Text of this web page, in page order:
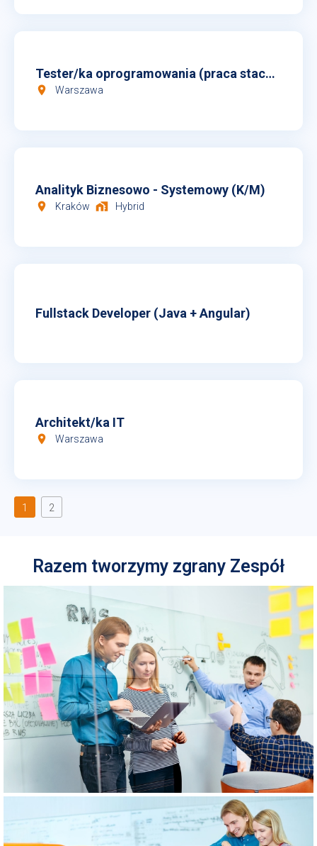
Tester/ka oprogramowania (praca stacjonarna)
room Warszawa
Analityk Biznesowo - Systemowy (K/M)
room Kraków home_work Hybrid
Fullstack Developer (Java + Angular)
Architekt/ka IT
room Warszawa
1 2
Razem tworzymy zgrany Zespół